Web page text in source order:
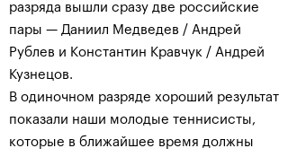
разряда вышли сразу две российские
пары — Даниил Медведев / Андрей
Рублев и Константин Кравчук / Андрей
Кузнецов.
В одиночном разряде хороший результат
показали наши молодые теннисисты,
которые в ближайшее время должны